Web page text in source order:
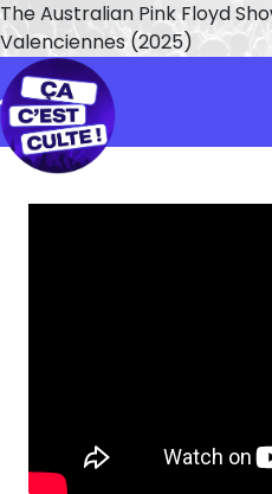
The Australian Pink Floyd
Valenciennes (2025)